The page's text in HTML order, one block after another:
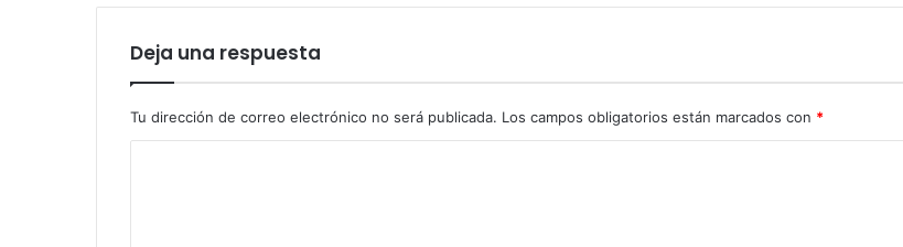
Deja una respuesta
Tu dirección de correo electrónico no será publicada. Los campos obligatorios están marcados con *